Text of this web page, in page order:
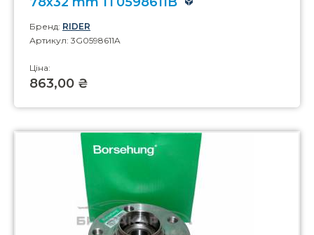
Бренд: RIDER
Артикул: 3G0598611A
Ціна:
863,00 ₴